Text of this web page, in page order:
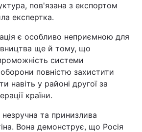
пов'язана з експортом
експертка.
є особливо неприємною для
ще й тому, що
системи
оборони повністю захистити
навіть у районі другої за
країни.
та принизлива
Вона демонструє, що Росія